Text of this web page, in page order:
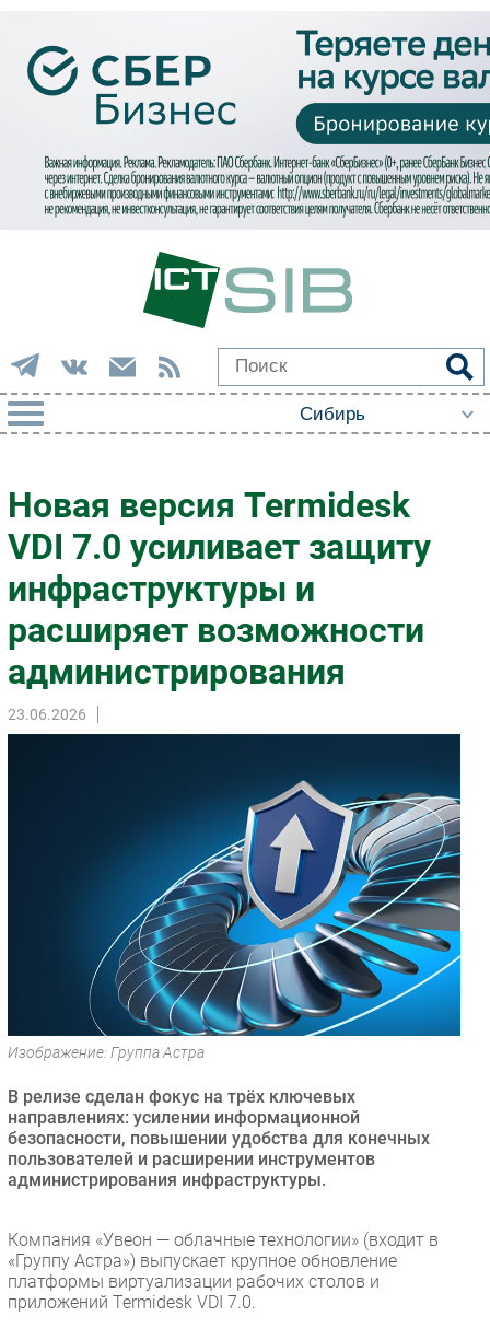
Импорто­замещение
Автоматизация Промышленности
Интернет
Мобильная связь
Фиксированная связь
Интеграция
Рынок ПК
Маркетинг
Регулирование
Финансы
Безопасность
Инновации
Гаджеты
Здоровье
РАЗДЕЛЫ
Новости
Аналитика
Интервью
Новая версия Termidesk
VDI 7.0 усиливает защиту
инфраструктуры и
расширяет возможности
администрирования
23.06.2026
Изображение: Группа Астра
В релизе сделан фокус на трёх ключевых
направлениях: усилении информационной
безопасности, повышении удобства для конечных
пользователей и расширении инструментов
администрирования инфраструктуры.
Компания «Увеон — облачные технологии» (входит в
«Группу Астра») выпускает крупное обновление
платформы виртуализации рабочих столов и
приложений Termidesk VDI 7.0.